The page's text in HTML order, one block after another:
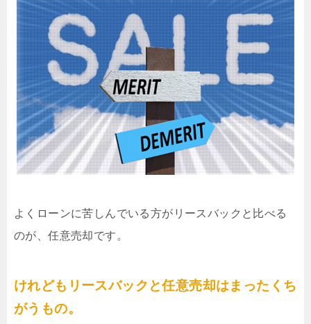
よくローンに苦しんでいる方がリースバックと比べる
のが、任意売却です。
けれどもリースバックと任意売却はまったくち
がうもの。